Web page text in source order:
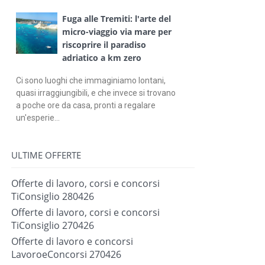
Fuga alle Tremiti: l'arte del
micro-viaggio via mare per
riscoprire il paradiso
adriatico a km zero
Ci sono luoghi che immaginiamo lontani,
quasi irraggiungibili, e che invece si trovano
a poche ore da casa, pronti a regalare
un'esperie...
ULTIME OFFERTE
Offerte di lavoro, corsi e concorsi
TiConsiglio 280426
Offerte di lavoro, corsi e concorsi
TiConsiglio 270426
Offerte di lavoro e concorsi
LavoroeConcorsi 270426